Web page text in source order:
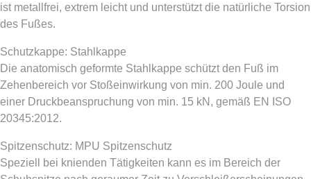
ist metallfrei, extrem leicht und unterstützt die natürliche Torsion
des Fußes.
Schutzkappe: Stahlkappe
Die anatomisch geformte Stahlkappe schützt den Fuß im
Zehenbereich vor Stoßeinwirkung von min. 200 Joule und
einer Druckbeanspruchung von min. 15 kN, gemäß EN ISO
20345:2012.
Spitzenschutz: MPU Spitzenschutz
Speziell bei knienden Tätigkeiten kann es im Bereich der